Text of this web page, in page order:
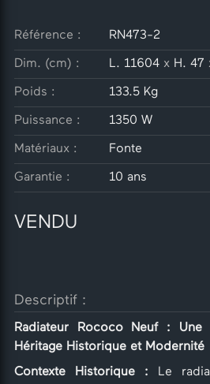
Référence : RN473-2
Dim. (cm) : L. 11604 x H. 47
Poids : 133.5 Kg
Puissance : 1350 W
Matériaux : Fonte
Garantie : 10 ans
VENDU
Descriptif :
Radiateur Rococo Neuf : Une
Héritage Historique et Modernité
Contexte Historique : Le